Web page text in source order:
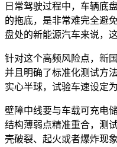
日常驾驶过程中，车辆底
的拖底，是非常难完全避
盘处的新能源汽车来说，
针对这个高频风险点，新
并且明确了标准化测试方
实心半球，试验车速设定
壁障中线要与车载可充电
结构薄弱点精准重合，测
壳破裂、起火或者爆炸现